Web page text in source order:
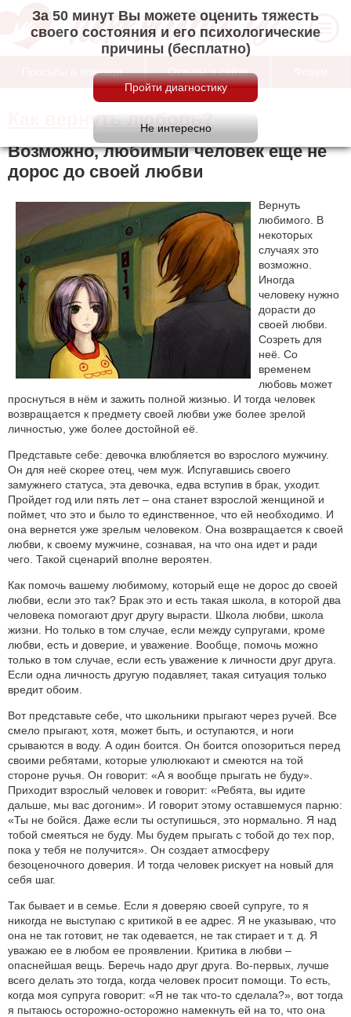
За 50 минут Вы можете оценить тяжесть
своего состояния и его психологические
причины (бесплатно)
Просьбы о помощи Отзывы о сайте
Как вернуть любовь?
Возможно, любимый человек ещё не
дорос до своей любви
Вернуть
любимого. В
некоторых
случаях это
возможно.
Иногда
человеку нужно
дорасти до
своей любви.
Созреть для
неё. Со
временем
любовь может
проснуться в нём и зажить полной жизнью. И тогда человек
возвращается к предмету своей любви уже более зрелой
личностью, уже более достойной её.
Представьте себе: девочка влюбляется во взрослого мужчину.
Он для неё скорее отец, чем муж. Испугавшись своего
замужнего статуса, эта девочка, едва вступив в брак, уходит.
Пройдет год или пять лет – она станет взрослой женщиной и
поймет, что это и было то единственное, что ей необходимо. И
она вернется уже зрелым человеком. Она возвращается к своей
любви, к своему мужчине, сознавая, на что она идет и ради
чего. Такой сценарий вполне вероятен.
Как помочь вашему любимому, который еще не дорос до своей
любви, если это так? Брак это и есть такая школа, в которой два
человека помогают друг другу вырасти. Школа любви, школа
жизни. Но только в том случае, если между супругами, кроме
любви, есть и доверие, и уважение. Вообще, помочь можно
только в том случае, если есть уважение к личности друг друга.
Если одна личность другую подавляет, такая ситуация только
вредит обоим.
Вот представьте себе, что школьники прыгают через ручей. Все
смело прыгают, хотя, может быть, и оступаются, и ноги
срываются в воду. А один боится. Он боится опозориться перед
своими ребятами, которые улюлюкают и смеются на той
стороне ручья. Он говорит: «А я вообще прыгать не буду».
Приходит взрослый человек и говорит: «Ребята, вы идите
дальше, мы вас догоним». И говорит этому оставшемуся парню:
«Ты не бойся. Даже если ты оступишься, это нормально. Я над
тобой смеяться не буду. Мы будем прыгать с тобой до тех пор,
пока у тебя не получится». Он создает атмосферу
безоценочного доверия. И тогда человек рискует на новый для
себя шаг.
Так бывает и в семье. Если я доверяю своей супруге, то я
никогда не выступаю с критикой в ее адрес. Я не указываю, что
она не так готовит, не так одевается, не так стирает и т. д. Я
уважаю ее в любом ее проявлении. Критика в любви –
опаснейшая вещь. Беречь надо друг друга. Во-первых, лучше
всего делать это тогда, когда человек просит помощи. То есть,
когда моя супруга говорит: «Я не так что-то сделала?», вот тогда
я пытаюсь осторожно-осторожно намекнуть ей на то, что она